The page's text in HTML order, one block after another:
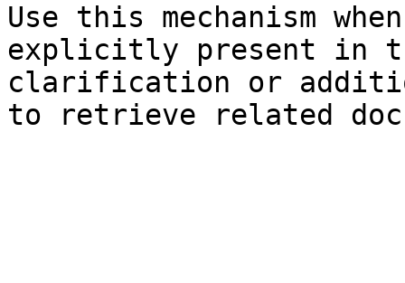
Use this mechanism
explicitly present in
clarification or